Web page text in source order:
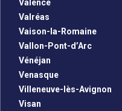
Valence
Valréas
Vaison-la-Romaine
Vallon-Pont-d’Arc
Vénéjan
Venasque
Villeneuve-lès-Avignon
Visan